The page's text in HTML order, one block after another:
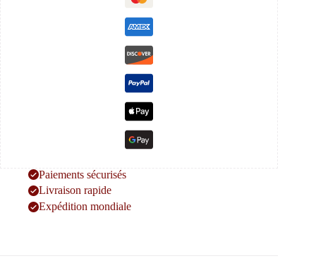
Paiements sécurisés
Livraison rapide
Expédition mondiale